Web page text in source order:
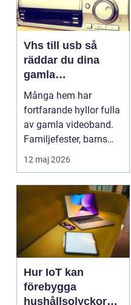
Vhs till usb så
räddar du dina
gamla
videominnen
Många hem har
fortfarande hyllor fulla
av gamla videoband.
Familjefester, barns
första steg, resor o...
12 maj 2026
Hur IoT kan
förebygga
hushållsolyckor